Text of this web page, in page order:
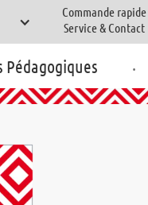
Commande rapide
Service & Contact
Pédagogiques .